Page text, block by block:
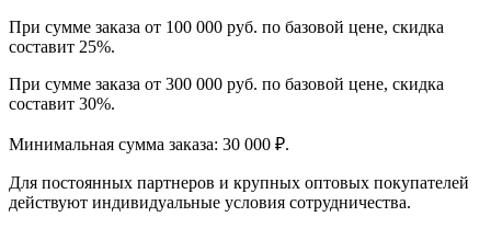
При сумме заказа от 100 000 руб. по базовой цене, скидка
составит 25%.
При сумме заказа от 300 000 руб. по базовой цене, скидка
составит 30%.
Минимальная сумма заказа: 30 000 ₽.
Для постоянных партнеров и крупных оптовых покупателей
действуют индивидуальные условия сотрудничества.